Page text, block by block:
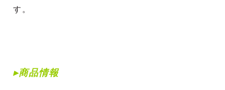
す。
▸商品情報